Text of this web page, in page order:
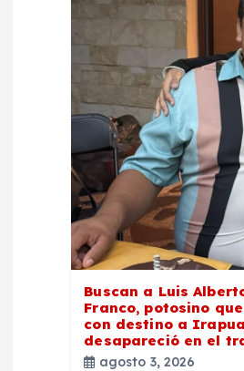
Buscan a Luis
Franco, potosino
con destino a
desapareció en el
agosto 3, 2026